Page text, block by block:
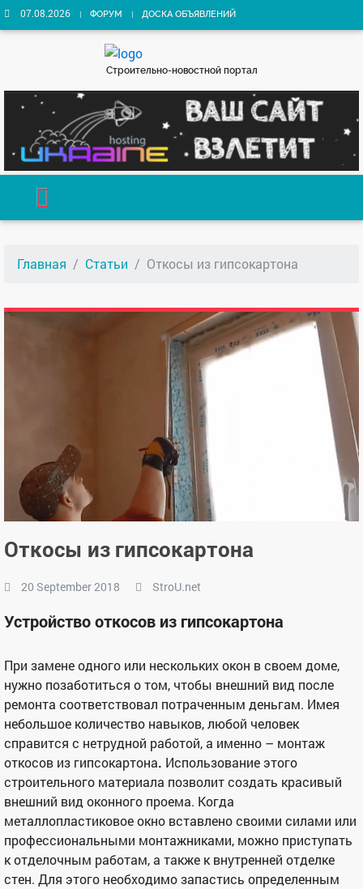
07.08.2026 ФОРУМ ДОСКА ОБЪЯВЛЕНИЙ
Строительно-новостной портал
Главная Статьи Откосы из гипсокартона
Откосы из гипсокартона
20 September 2018 StroU.net
Устройство откосов из гипсокартона
При замене одного или нескольких окон в своем доме,
нужно позаботиться о том, чтобы внешний вид после
ремонта соответствовал потраченным деньгам. Имея
небольшое количество навыков, любой человек
справится с нетрудной работой, а именно – монтаж
откосов из гипсокартона. Использование этого
строительного материала позволит создать красивый
внешний вид оконного проема. Когда
металлопластиковое окно вставлено своими силами или
профессиональными монтажниками, можно приступать
к отделочным работам, а также к внутренней отделке
стен. Для этого необходимо запастись определенным